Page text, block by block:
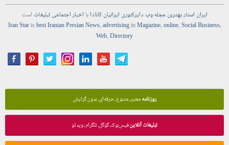
ایران استاربهترین مجلهوب دایرکتوری ایرانیان کانادابا اخباراجتماعیتبلیغات است
Iran Starisbest Iranian PersianNews,advertisinginMagazine,online,Social Business,
Web,Directory
روزنامهمعتبر، متنوع، حرفه‌ای، بدون گرایش
تبلیغات آنلاینفیس‌بوک، گوگل، تلگرام، ویدئو